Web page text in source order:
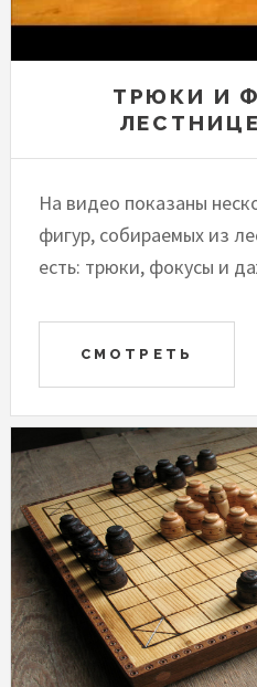
ТРЮКИ И
На видео показаны
фигур, собираемых из
есть: трюки, фокусы и
СМОТРЕТЬ